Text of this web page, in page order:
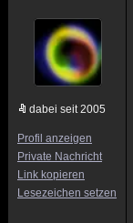
dabei seit 2005
Profil anzeigen
Private Nachricht
Link kopieren
Lesezeichen setzen